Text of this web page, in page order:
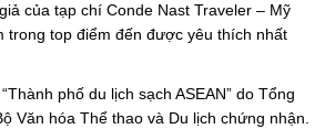
của tạp chí Conde Nast Traveler – Mỹ
trong top điểm đến được yêu thích nhất
phố du lịch sạch ASEAN” do Tổng
Văn hóa Thể thao và Du lịch chứng nhận.